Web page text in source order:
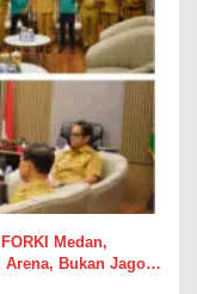
Medan,
Bukan Jago